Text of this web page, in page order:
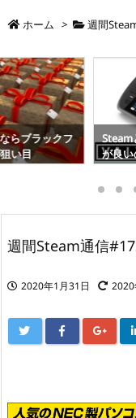
ホーム > 週間
らブラックフ
い目
Steam
が良い
週間Steam通信
2020年1月31日 2020